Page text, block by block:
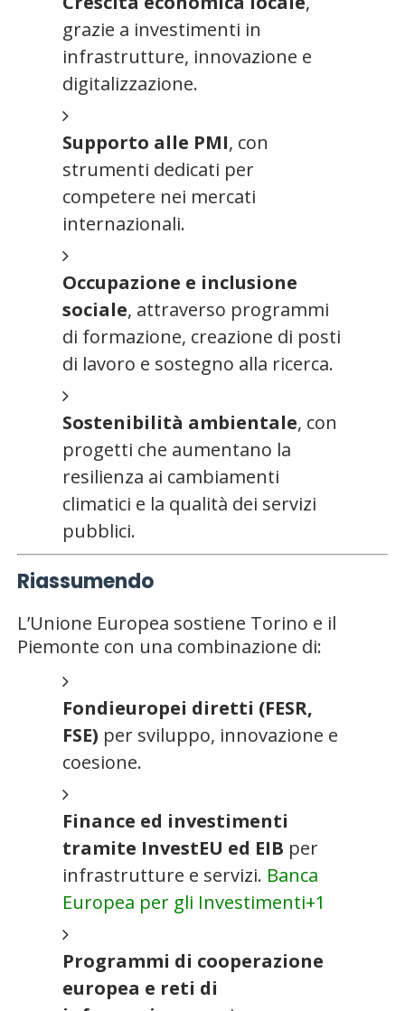
grazie a investimenti in
infrastrutture, innovazione e
digitalizzazione.
Supporto alle PMI, con
strumenti dedicati per
competere nei mercati
internazionali.
Occupazione e inclusione
sociale, attraverso programmi
di formazione, creazione di posti
di lavoro e sostegno alla ricerca.
Sostenibilità ambientale, con
progetti che aumentano la
resilienza ai cambiamenti
climatici e la qualità dei servizi
pubblici.
Riassumendo
L’Unione Europea sostiene Torino e il
Piemonte con una combinazione di:
Fondieuropei diretti (FESR,
FSE) per sviluppo, innovazione e
coesione.
Finance ed investimenti
tramite InvestEU ed EIB per
infrastrutture e servizi. Banca
Europea per gli Investimenti+1
Programmi di cooperazione
europea e reti di